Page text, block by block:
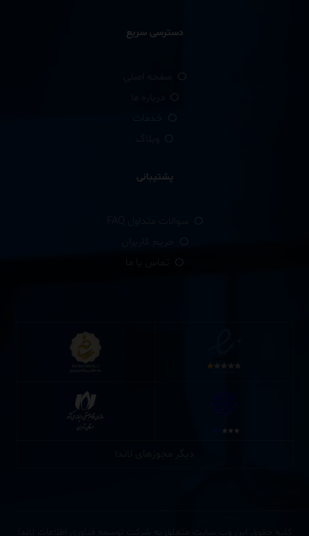
دسترسی سریع
صفحه اصلی
پشتیبانی
سوالات متداول FAQ
حریم کاربران
دیگر مجوزهای لاندا
کلیه حقوق این وب سایت متعلق به شرکت توسعه فناوری اطلاعات لاندا